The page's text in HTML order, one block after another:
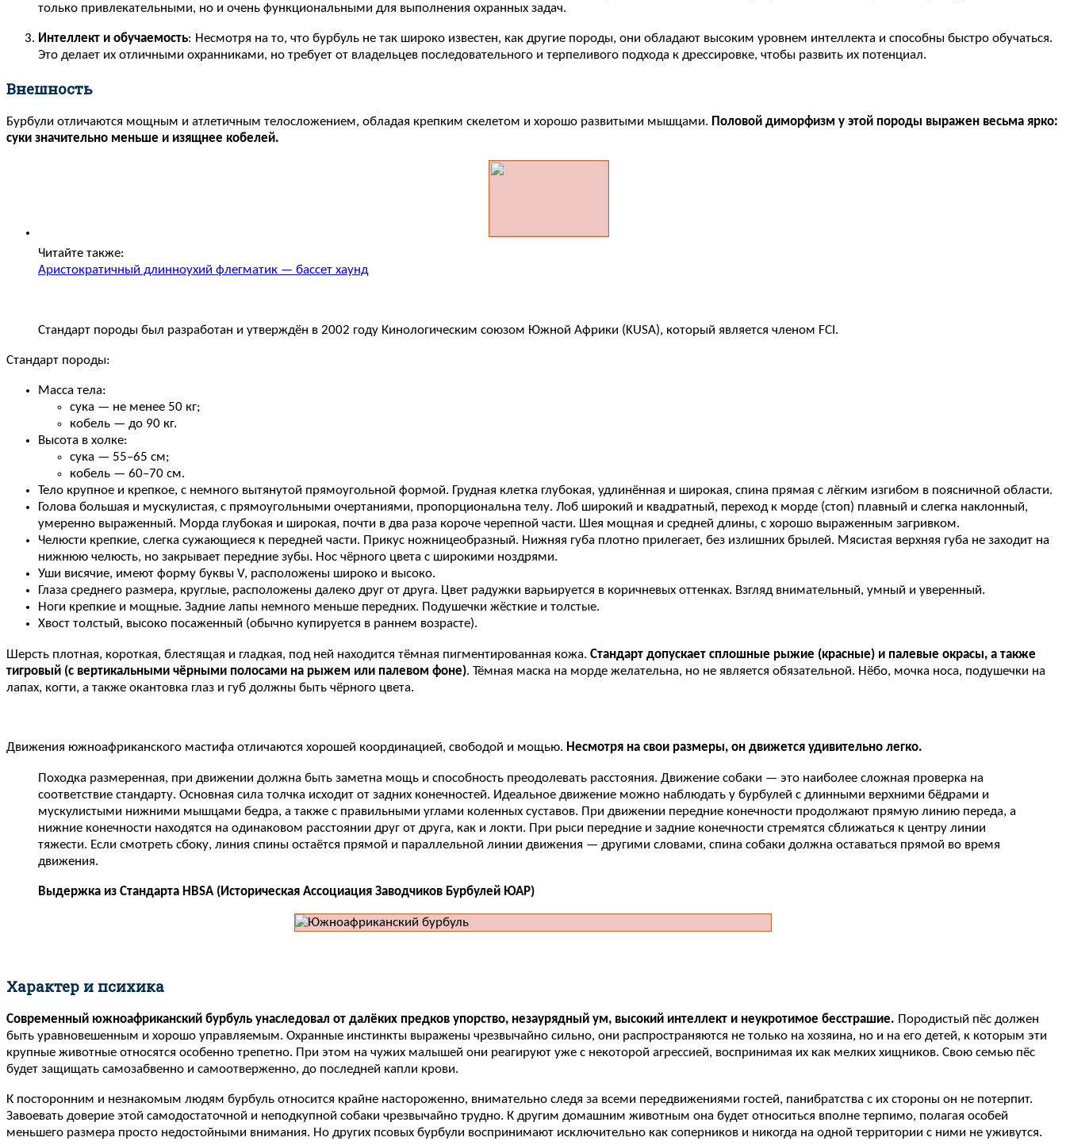
только привлекательными, но и очень функциональными для выполнения охранных задач.
Интеллект и обучаемость: Несмотря на то, что бурбуль не так широко известен, как другие породы, они обладают высоким уровнем интеллекта и способны быстро обучаться.
Это делает их отличными охранниками, но требует от владельцев последовательного и терпеливого подхода к дрессировке, чтобы развить их потенциал.
Внешность
Бурбули отличаются мощным и атлетичным телосложением, обладая крепким скелетом и хорошо развитыми мышцами. Половой диморфизм у этой породы выражен весьма ярко:
суки значительно меньше и изящнее кобелей.
Читайте также:
Аристократичный длинноухий флегматик — бассет хаунд
Стандарт породы был разработан и утверждён в 2002 году Кинологическим союзом Южной Африки (KUSA), который является членом FCI.
Стандарт породы:
Масса тела:
сука — не менее 50 кг;
кобель — до 90 кг.
Высота в холке:
сука — 55–65 см;
кобель — 60–70 см.
Тело крупное и крепкое, с немного вытянутой прямоугольной формой. Грудная клетка глубокая, удлинённая и широкая, спина прямая с лёгким изгибом в поясничной области.
Голова большая и мускулистая, с прямоугольными очертаниями, пропорциональна телу. Лоб широкий и квадратный, переход к морде (стоп) плавный и слегка наклонный,
умеренно выраженный. Морда глубокая и широкая, почти в два раза короче черепной части. Шея мощная и средней длины, с хорошо выраженным загривком.
Челюсти крепкие, слегка сужающиеся к передней части. Прикус ножницеобразный. Нижняя губа плотно прилегает, без излишних брылей. Мясистая верхняя губа не заходит на
нижнюю челюсть, но закрывает передние зубы. Нос чёрного цвета с широкими ноздрями.
Уши висячие, имеют форму буквы V, расположены широко и высоко.
Глаза среднего размера, круглые, расположены далеко друг от друга. Цвет радужки варьируется в коричневых оттенках. Взгляд внимательный, умный и уверенный.
Ноги крепкие и мощные. Задние лапы немного меньше передних. Подушечки жёсткие и толстые.
Хвост толстый, высоко посаженный (обычно купируется в раннем возрасте).
Шерсть плотная, короткая, блестящая и гладкая, под ней находится тёмная пигментированная кожа. Стандарт допускает сплошные рыжие (красные) и палевые окрасы, а также
тигровый (с вертикальными чёрными полосами на рыжем или палевом фоне). Тёмная маска на морде желательна, но не является обязательной. Нёбо, мочка носа, подушечки на
лапах, когти, а также окантовка глаз и губ должны быть чёрного цвета.
Движения южноафриканского мастифа отличаются хорошей координацией, свободой и мощью. Несмотря на свои размеры, он движется удивительно легко.
Походка размеренная, при движении должна быть заметна мощь и способность преодолевать расстояния. Движение собаки — это наиболее сложная проверка на
соответствие стандарту. Основная сила толчка исходит от задних конечностей. Идеальное движение можно наблюдать у бурбулей с длинными верхними бёдрами и
мускулистыми нижними мышцами бедра, а также с правильными углами коленных суставов. При движении передние конечности продолжают прямую линию переда, а
нижние конечности находятся на одинаковом расстоянии друг от друга, как и локти. При рыси передние и задние конечности стремятся сближаться к центру линии
тяжести. Если смотреть сбоку, линия спины остаётся прямой и параллельной линии движения — другими словами, спина собаки должна оставаться прямой во время
движения.
Выдержка из Стандарта HBSA (Историческая Ассоциация Заводчиков Бурбулей ЮАР)
Характер и психика
Современный южноафриканский бурбуль унаследовал от далёких предков упорство, незаурядный ум, высокий интеллект и неукротимое бесстрашие. Породистый пёс должен
быть уравновешенным и хорошо управляемым. Охранные инстинкты выражены чрезвычайно сильно, они распространяются не только на хозяина, но и на его детей, к которым эти
крупные животные относятся особенно трепетно. При этом на чужих малышей они реагируют уже с некоторой агрессией, воспринимая их как мелких хищников. Свою семью пёс
будет защищать самозабвенно и самоотверженно, до последней капли крови.
К посторонним и незнакомым людям бурбуль относится крайне настороженно, внимательно следя за всеми передвижениями гостей, панибратства с их стороны он не потерпит.
Завоевать доверие этой самодостаточной и неподкупной собаки чрезвычайно трудно. К другим домашним животным она будет относиться вполне терпимо, полагая особей
меньшего размера просто недостойными внимания. Но других псовых бурбули воспринимают исключительно как соперников и никогда на одной территории с ними не уживутся.